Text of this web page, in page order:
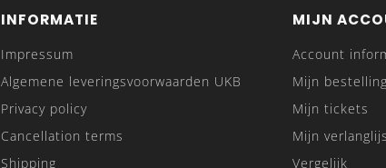
INFORMATIE
Impressum
Algemene leveringsvoorwaarden UKB
Privacy policy
Cancellation terms
Shipping
MIJN
Account
Mijn
Mijn tickets
Mijn
Vergelijk